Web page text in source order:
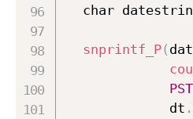
char
snprintf_P(
             dt
.